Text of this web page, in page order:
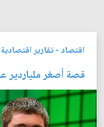
اقتصاد -تقارير اقتصادية
قصة أصغر ملياردير